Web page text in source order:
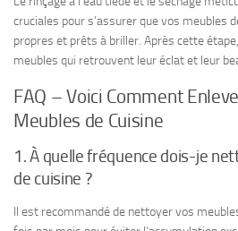
cruciales pour s’assurer que vos meubles
propres et prêts à briller. Après cette
meubles qui retrouvent leur éclat et leur
FAQ – Voici Comment
Meubles de Cuisine
1. À quelle fréquence dois-je
de cuisine ?
Il est recommandé de nettoyer vos